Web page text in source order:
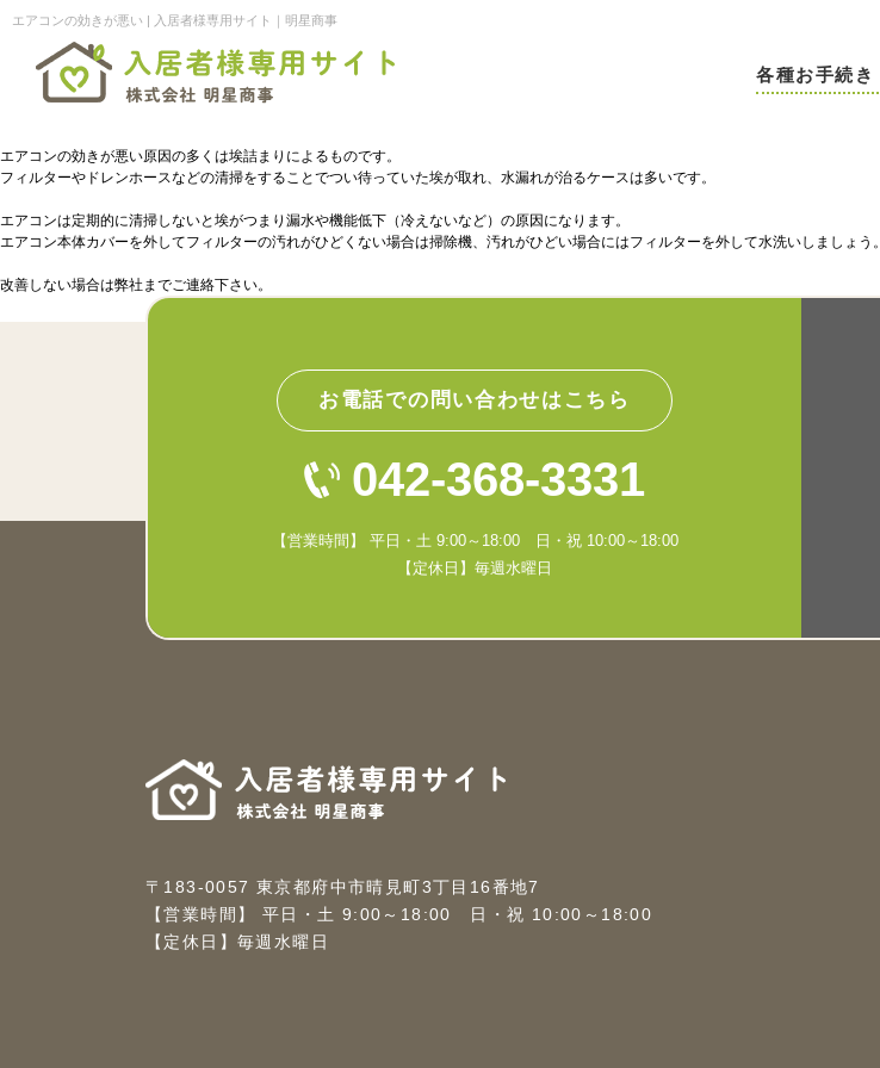
エアコンの効きが悪い | 入居者様専用サイト｜明星商事
各種お手続き
エアコンの効きが悪い原因の多くは埃詰まりによるものです。
フィルターやドレンホースなどの清掃をすることでつい待っていた埃が取れ、水漏れが治るケースは多いです。
エアコンは定期的に清掃しないと埃がつまり漏水や機能低下（冷えないなど）の原因になります。
エアコン本体カバーを外してフィルターの汚れがひどくない場合は掃除機、汚れがひどい場合にはフィルターを外して水洗いしましょう。
改善しない場合は弊社までご連絡下さい。
お電話での問い合わせはこちら
042-368-3331
【営業時間】 平日・土 9:00～18:00 日・祝 10:00～18:00
【定休日】毎週水曜日
〒183-0057 東京都府中市晴見町3丁目16番地7
【営業時間】 平日・土 9:00～18:00 日・祝 10:00～18:00
【定休日】毎週水曜日